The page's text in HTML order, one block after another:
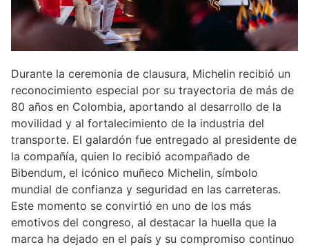
Durante la ceremonia de clausura, Michelin recibió un
reconocimiento especial por su trayectoria de más de
80 años en Colombia, aportando al desarrollo de la
movilidad y al fortalecimiento de la industria del
transporte. El galardón fue entregado al presidente de
la compañía, quien lo recibió acompañado de
Bibendum, el icónico muñeco Michelin, símbolo
mundial de confianza y seguridad en las carreteras.
Este momento se convirtió en uno de los más
emotivos del congreso, al destacar la huella que la
marca ha dejado en el país y su compromiso continuo